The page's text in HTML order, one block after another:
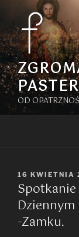
Przejdź
treści
OD
W
16 KWIETNIA
Dziennym
-Zamku.